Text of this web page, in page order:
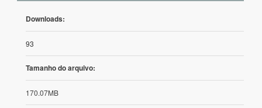
Downloads:
93
Tamanho do arquivo:
170.07MB